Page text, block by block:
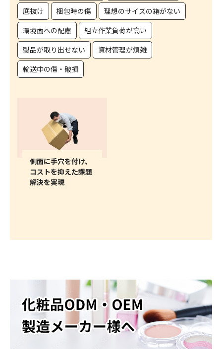
底抜け
梱包時の傷
理想のサイズの箱がない
環境面への配慮
組立作業負荷が高い
製品が取り出せない
資材管理が煩雑
輸送中の傷・破損
側面に手穴を付け、
コストを抑えた課題
解決を実現